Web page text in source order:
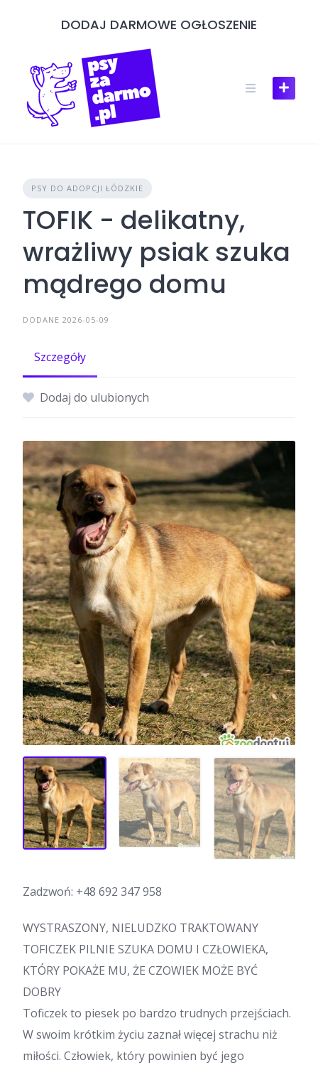
DODAJ DARMOWE OGŁOSZENIE
PSY DO ADOPCJI ŁÓDZKIE
TOFIK - delikatny,
wrażliwy psiak szuka
mądrego domu
DODANE 2026-05-09
Szczegóły
Dodaj do ulubionych
Zadzwoń: +48 692 347 958
WYSTRASZONY, NIELUDZKO TRAKTOWANY
TOFICZEK PILNIE SZUKA DOMU I CZŁOWIEKA,
KTÓRY POKAŻE MU, ŻE CZOWIEK MOŻE BYĆ
DOBRY
Toficzek to piesek po bardzo trudnych przejściach.
W swoim krótkim życiu zaznał więcej strachu niż
miłości. Człowiek, który powinien być jego